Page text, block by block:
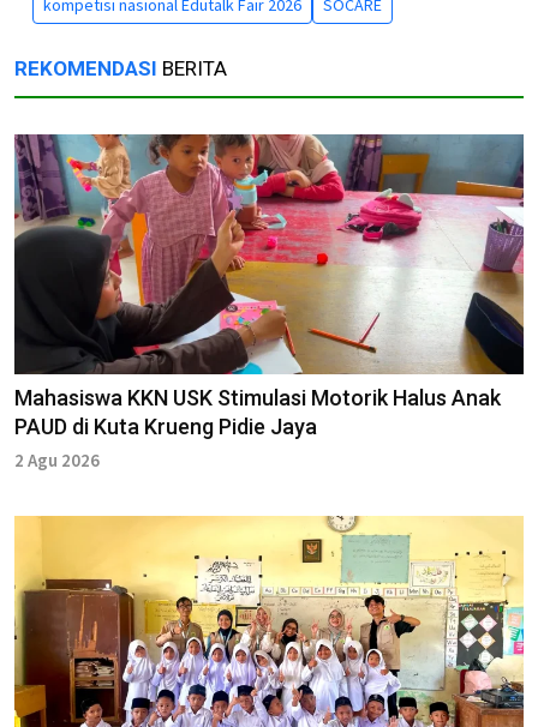
REKOMENDASI BERITA
Mahasiswa KKN USK Stimulasi Motorik Halus Anak
PAUD di Kuta Krueng Pidie Jaya
2 Agu 2026